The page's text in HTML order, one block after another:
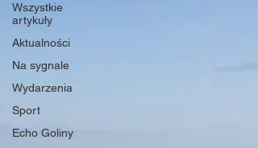
Wszystkie
artykuły
Aktualności
Na sygnale
Wydarzenia
Sport
Echo Goliny